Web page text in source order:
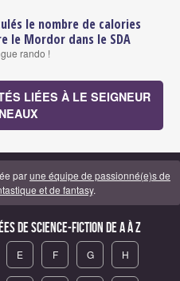
le nombre de calories
le Mordor dans le SDA
rando !
LIÉES À LE SEIGNEUR
parune équipe de passionné(e)s de
et de fantasy.
de science-fiction de A à Z
E F G H